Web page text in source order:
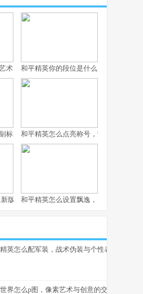
术，辅助之核的战术抉择
和平精英你的段位是什么：一段段位承
标题，通往云端的幻想之路
和平精英怎么点亮称号，荣誉徽章获取
版本野区霸主的应对策略
和平精英怎么设置飘逸，实战身法操控
英怎么配军装，战术伪装与个性表达的博弈
界怎么p图，像素艺术与创意的交响